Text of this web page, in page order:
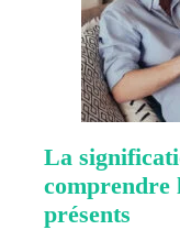
La
comprendre
présents